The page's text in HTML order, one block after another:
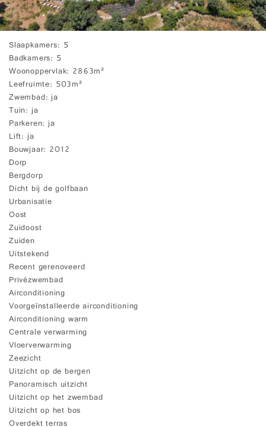
Slaapkamers 5
Badkamers 5
Woonoppervlak 2863m²
Leefruimte 503m²
Zwembad ja
Tuin ja
Parkeren ja
Lift ja
Bouwjaar 2012
Dorp
Bergdorp
Dicht bij de golfbaan
Urbanisatie
Oost
Zuidoost
Zuiden
Uitstekend
Recent gerenoveerd
Privézwembad
Airconditioning
Voorgeïnstalleerde airconditioning
Airconditioning warm
Centrale verwarming
Vloerverwarming
Zeezicht
Uitzicht op de bergen
Panoramisch uitzicht
Uitzicht op het zwembad
Uitzicht op het bos